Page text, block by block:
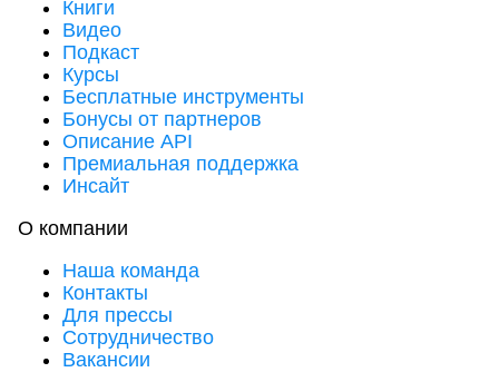
Книги
Видео
Подкаст
Курсы
Бесплатные инструменты
Бонусы от партнеров
Описание API
Премиальная поддержка
Инсайт
О компании
Наша команда
Контакты
Для прессы
Сотрудничество
Вакансии